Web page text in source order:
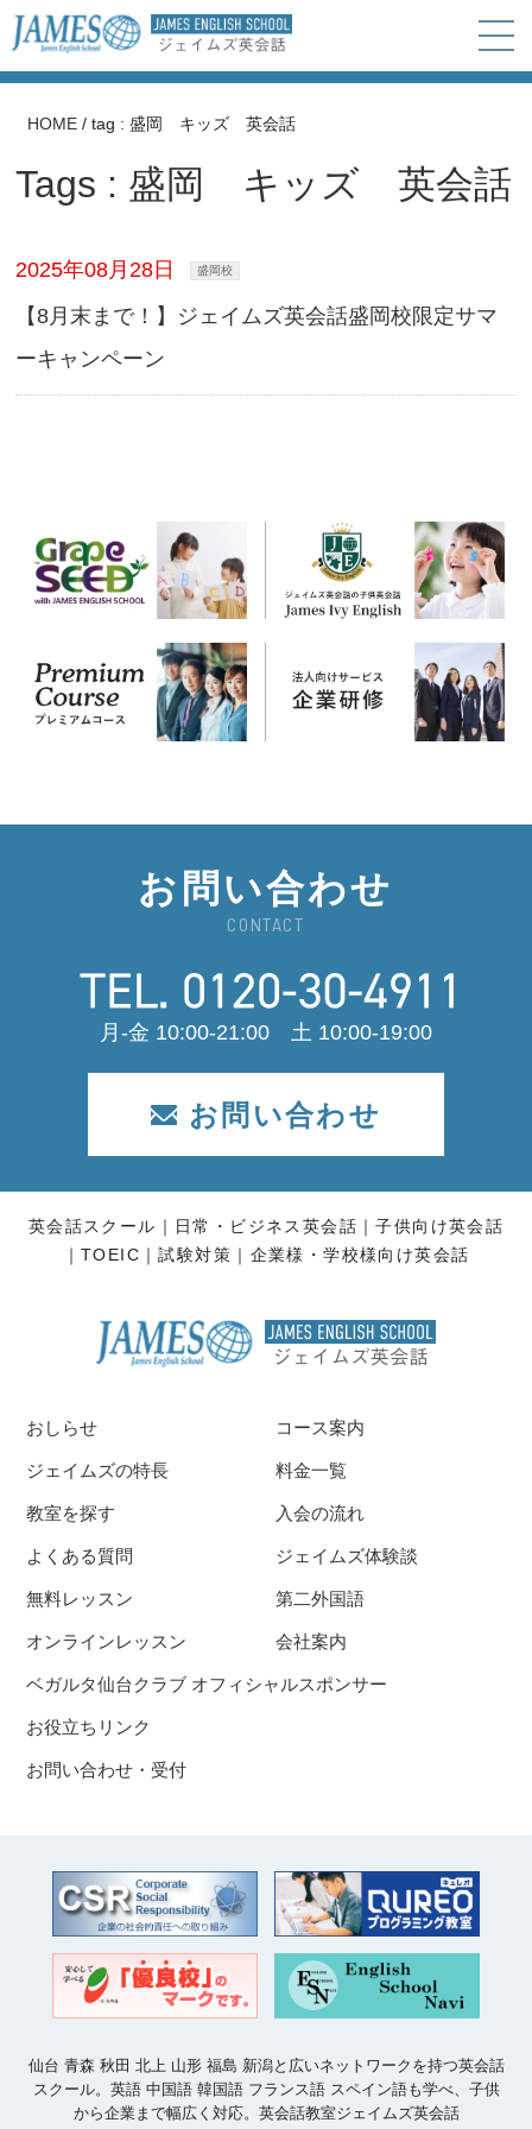
HOME /tag : 盛岡 キッズ 英会話
Tags : 盛岡 キッズ 英会話
2025年08月28日 盛岡校
【8月末まで！】ジェイムズ英会話盛岡校限定サマ
ーキャンペーン
お問い合わせ
CONTACT
月-金 10:00-21:00 土 10:00-19:00
お問い合わせ
英会話スクール 日常・ビジネス英会話
子供向け英会話
TOEIC
試験対策 企業様・学校様向け英会話
おしらせ
ジェイムズの特長
教室を探す
コース案内
料金一覧
入会の流れ
よくある質問
無料レッスン
オンラインレッスン
ジェイムズ体験談
第二外国語
会社案内
ベガルタ仙台クラブ オフィシャルスポンサー
お役立ちリンク
お問い合わせ・受付
仙台 青森 秋田 北上 山形 福島 新潟と広いネットワークを持つ英会話
スクール。英語 中国語 韓国語 フランス語 スペイン語も学べ、子供
から企業まで幅広く対応。英会話教室ジェイムズ英会話